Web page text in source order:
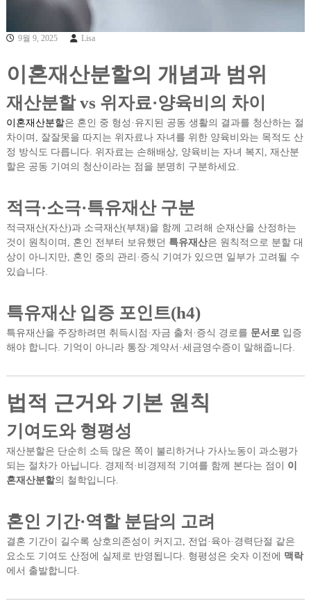
9월 9, 2025 Lisa
이혼재산분할의 개념과 범위
재산분할 vs 위자료·양육비의 차이
이혼재산분할은 혼인 중 형성·유지된 공동 생활의 결과를 청산하는 절
차이며, 잘잘못을 따지는 위자료나 자녀를 위한 양육비와는 목적도 산
정 방식도 다릅니다. 위자료는 손해배상, 양육비는 자녀 복지, 재산분
할은 공동 기여의 청산이라는 점을 분명히 구분하세요.
적극·소극·특유재산 구분
적극재산(자산)과 소극재산(부채)을 함께 고려해 순재산을 산정하는
것이 원칙이며, 혼인 전부터 보유했던 특유재산은 원칙적으로 분할 대
상이 아니지만, 혼인 중의 관리·증식 기여가 있으면 일부가 고려될 수
있습니다.
특유재산 입증 포인트(h4)
특유재산을 주장하려면 취득시점·자금 출처·증식 경로를 문서로 입증
해야 합니다. 기억이 아니라 통장·계약서·세금영수증이 말해줍니다.
법적 근거와 기본 원칙
기여도와 형평성
재산분할은 단순히 소득 많은 쪽이 불리하거나 가사노동이 과소평가
되는 절차가 아닙니다. 경제적·비경제적 기여를 함께 본다는 점이 이
혼재산분할의 철학입니다.
혼인 기간·역할 분담의 고려
결혼 기간이 길수록 상호의존성이 커지고, 전업·육아·경력단절 같은
요소도 기여도 산정에 실제로 반영됩니다. 형평성은 숫자 이전에 맥락
에서 출발합니다.